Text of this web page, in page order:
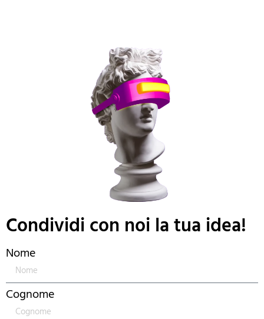
Condividi con noi la tua idea!
Nome
Cognome